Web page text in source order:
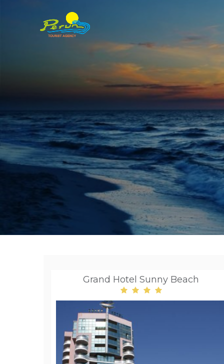
Grand Hotel Sunny Beach